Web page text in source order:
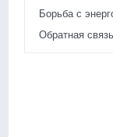
Борьба с
Обратная связь